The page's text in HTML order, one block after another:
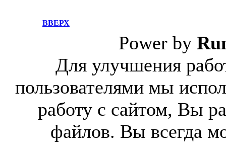
ВВЕРХ
Power by
Для улучшения
пользователями мы
работу с сайтом, Вы
файлов. Вы всегда